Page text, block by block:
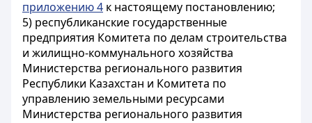
приложению 4 к настоящему постановлению;
5) республиканские государственные
предприятия Комитета по делам строительства
и жилищно-коммунального хозяйства
Министерства регионального развития
Республики Казахстан и Комитета по
управлению земельными ресурсами
Министерства регионального развития